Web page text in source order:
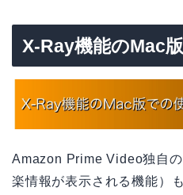
X-Ray機能のMac
Amazon Prime Video独自
楽情報が表示される機能）